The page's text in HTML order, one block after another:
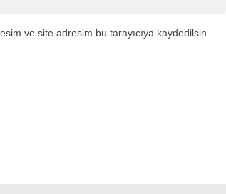
ve site adresim bu tarayıcıya kaydedilsin.